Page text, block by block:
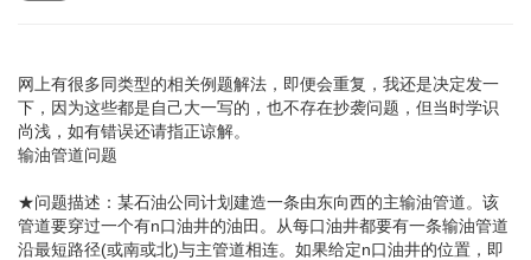
网上有很多同类型的相关例题解法，即便会重复，我还是决定发一
下，因为这些都是自己大一写的，也不存在抄袭问题，但当时学识
尚浅，如有错误还请指正谅解。
输油管道问题
★问题描述：某石油公同计划建造一条由东向西的主输油管道。该
管道要穿过一个有n口油井的油田。从每口油井都要有一条输油管道
沿最短路径(或南或北)与主管道相连。如果给定n口油井的位置，即